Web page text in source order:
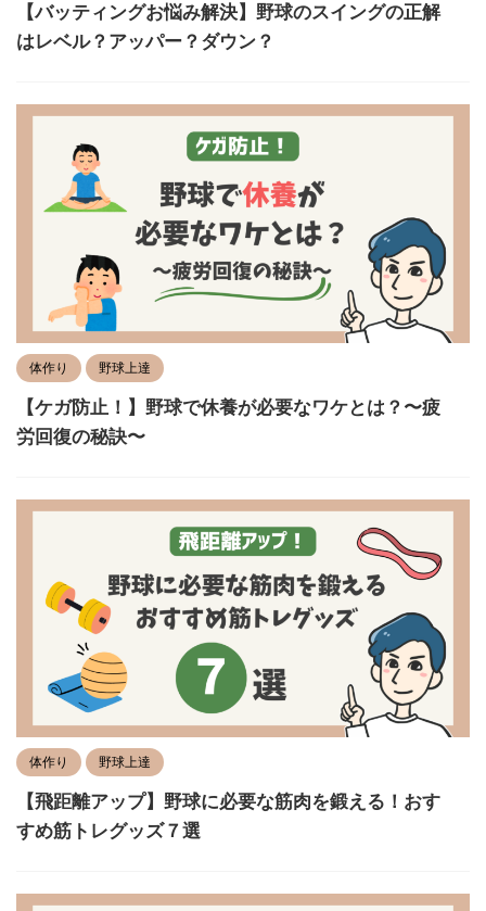
【バッティングお悩み解決】野球のスイングの正解
はレベル？アッパー？ダウン？
体作り 野球上達
【ケガ防止！】野球で休養が必要なワケとは？〜疲
労回復の秘訣〜
体作り 野球上達
【飛距離アップ】野球に必要な筋肉を鍛える！おす
すめ筋トレグッズ７選